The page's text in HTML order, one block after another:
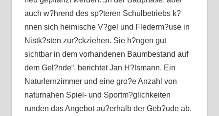
auch w?hrend des sp?teren Schulbetriebs k?
nnen sich heimische V?gel und Flederm?use in
Nistk?sten zur?ckziehen. Sie h?ngen gut
sichtbar in dem vorhandenen Baumbestand auf
dem Gel?nde“, berichtet Jan H?lsmann. Ein
Naturlernzimmer und eine gro?e Anzahl von
naturnahen Spiel- und Sportm?glichkeiten
runden das Angebot au?erhalb der Geb?ude ab.